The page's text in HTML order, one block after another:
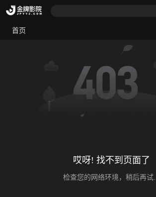
首页
哎呀! 找不到页面了
检查您的网络环境，稍后再试...